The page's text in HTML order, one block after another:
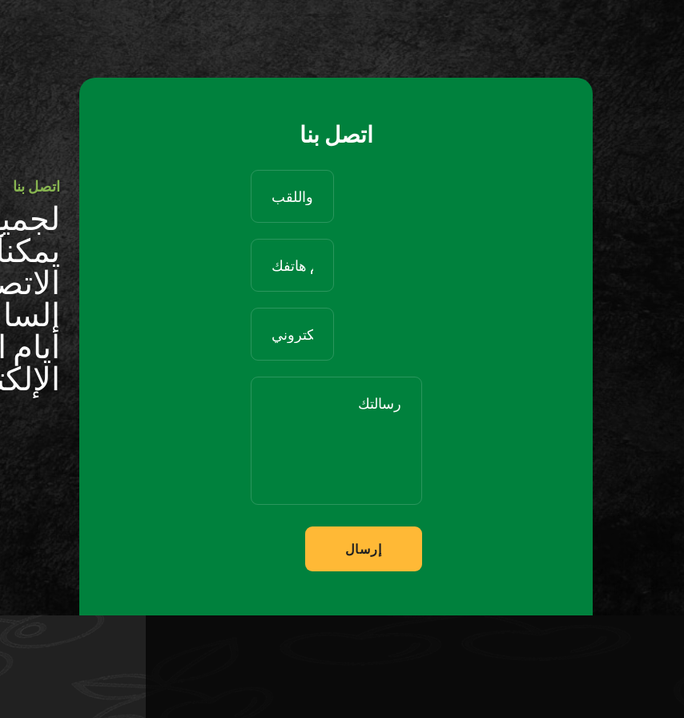
اتصل بنا
اتصل بنا
إرسال